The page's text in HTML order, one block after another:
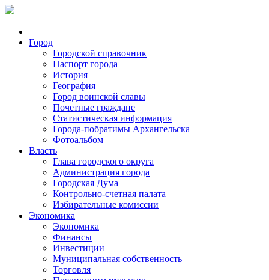
Город
Городской справочник
Паспорт города
История
География
Город воинской славы
Почетные граждане
Статистическая информация
Города-побратимы Архангельска
Фотоальбом
Власть
Глава городского округа
Администрация города
Городская Дума
Контрольно-счетная палата
Избирательные комиссии
Экономика
Экономика
Финансы
Инвестиции
Муниципальная собственность
Торговля